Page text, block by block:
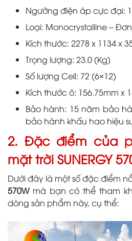
Ngưỡng điện áp cực đại:
Loại: Monocrystalline –
Kích thước: 2278 x 1134 x
Trọng lượng: 23.0 (Kg)
Số lượng Cell: 72 (6×12)
Kích thước ô: 156.75mm x
Bảo hành: 15 năm bảo
bảo hành khấu hao hiệu
2. Đặc điểm của
mặt trời SUNERGY
Dưới đây là một số đặc điểm
570Wmà bạn có thể tham
dòng sản phẩm này, cụ thể: